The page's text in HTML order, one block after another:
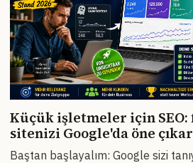
Küçük işletmeler için
sitenizi Google'da öne
Baştan başlayalım: Google sizi